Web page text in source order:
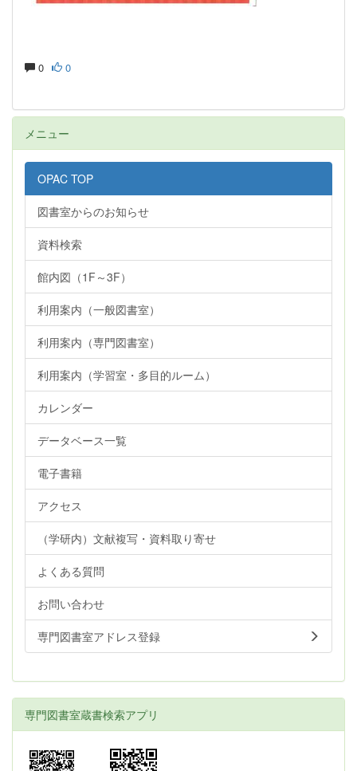
0 0
メニュー
OPAC TOP
図書室からのお知らせ
資料検索
館内図（1F～3F）
利用案内（一般図書室）
利用案内（専門図書室）
利用案内（学習室・多目的ルーム）
カレンダー
データベース一覧
電子書籍
アクセス
（学研内）文献複写・資料取り寄せ
よくある質問
お問い合わせ
専門図書室アドレス登録
専門図書室蔵書検索アプリ